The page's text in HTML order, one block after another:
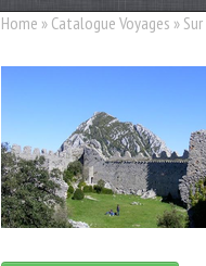
Home » Catalogue Voyages »